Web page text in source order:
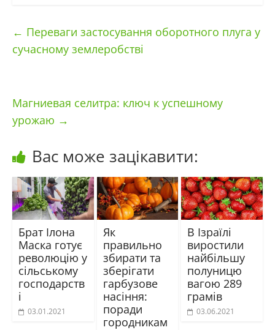
← Переваги застосування оборотного плуга у
сучасному землеробстві
Магниевая селитра: ключ к успешному
урожаю →
Вас може зацікавити:
Брат Ілона
Маска готує
революцію у
сільському
господарств
і
03.01.2021
Як
правильно
збирати та
зберігати
гарбузове
насіння:
поради
городникам
В Ізраїлі
виростили
найбільшу
полуницю
вагою 289
грамів
03.06.2021